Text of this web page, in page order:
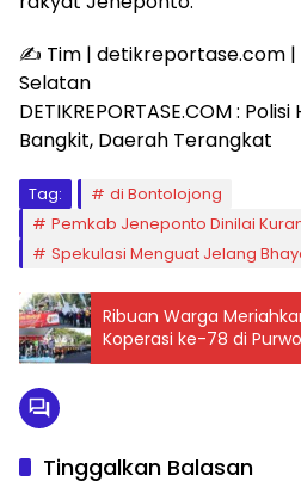
✍️ Tim | detikreportase.com |
Selatan
DETIKREPORTASE.COM :
Bangkit, Daerah Terangkat
Tag:
di Bontolojong
Pemkab Jeneponto Dinilai
Spekulasi Menguat Jelang
Ribuan Warga
Koperasi ke-78 di
Tinggalkan Balasan